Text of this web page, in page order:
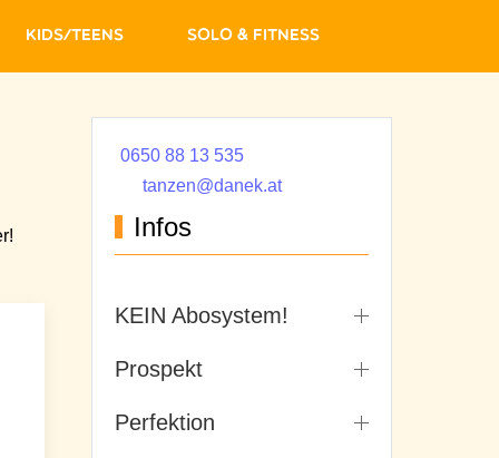
Kids/Teens Solo & Fitness
0650 88 13 535
tanzen@danek.at
Infos
KEIN Abosystem!
Prospekt
Perfektion